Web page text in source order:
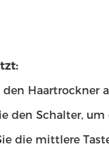
Haartrockner
den Schalter,
die mittlere